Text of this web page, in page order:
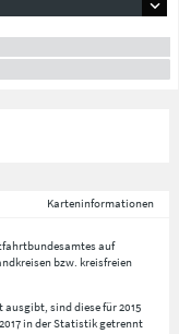
Karteninformationen
auf
bzw. kreisfreien
sind diese für 2015
in der Statistik getrennt